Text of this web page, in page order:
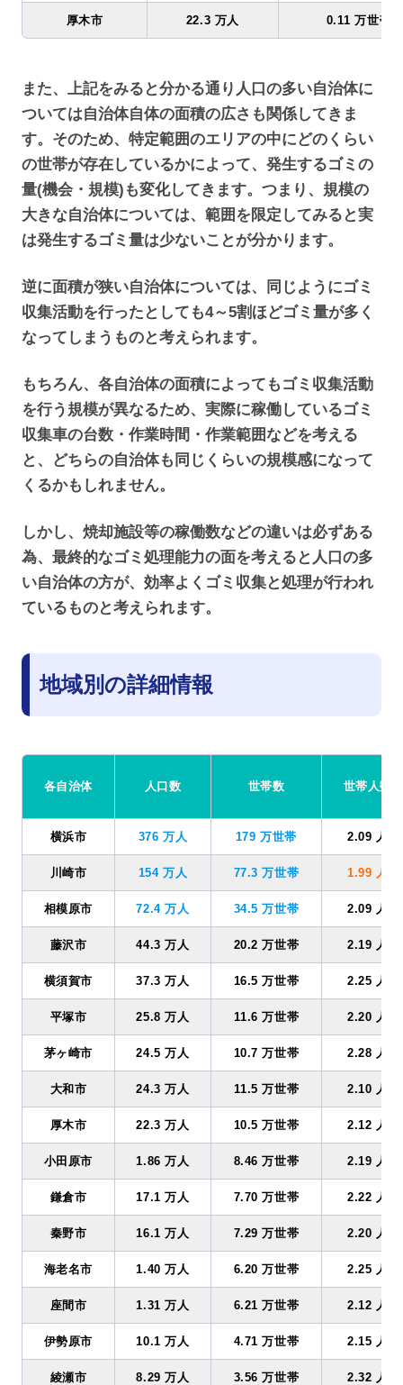
厚木市 22.3 万人 0.11 万世帯
また、上記をみると分かる通り人口の多い自治体に
ついては自治体自体の面積の広さも関係してきま
す。そのため、特定範囲のエリアの中にどのくらい
の世帯が存在しているかによって、発生するゴミの
量(機会・規模)も変化してきます。つまり、規模の
大きな自治体については、範囲を限定してみると実
は発生するゴミ量は少ないことが分かります。
逆に面積が狭い自治体については、同じようにゴミ
収集活動を行ったとしても4～5割ほどゴミ量が多く
なってしまうものと考えられます。
もちろん、各自治体の面積によってもゴミ収集活動
を行う規模が異なるため、実際に稼働しているゴミ
収集車の台数・作業時間・作業範囲などを考える
と、どちらの自治体も同じくらいの規模感になって
くるかもしれません。
しかし、焼却施設等の稼働数などの違いは必ずある
為、最終的なゴミ処理能力の面を考えると人口の多
い自治体の方が、効率よくゴミ収集と処理が行われ
ているものと考えられます。
地域別の詳細情報
各自治体 人口数 世帯数 世帯人数
横浜市 376 万人 179 万世帯 2.09 人
川崎市 154 万人 77.3 万世帯 1.99 人
相模原市 72.4 万人 34.5 万世帯 2.09 人
藤沢市 44.3 万人 20.2 万世帯 2.19 人
横須賀市 37.3 万人 16.5 万世帯 2.25 人
平塚市 25.8 万人 11.6 万世帯 2.20 人
茅ヶ崎市 24.5 万人 10.7 万世帯 2.28 人
大和市 24.3 万人 11.5 万世帯 2.10 人
厚木市 22.3 万人 10.5 万世帯 2.12 人
小田原市 1.86 万人 8.46 万世帯 2.19 人
鎌倉市 17.1 万人 7.70 万世帯 2.22 人
秦野市 16.1 万人 7.29 万世帯 2.20 人
海老名市 1.40 万人 6.20 万世帯 2.25 人
座間市 1.31 万人 6.21 万世帯 2.12 人
伊勢原市 10.1 万人 4.71 万世帯 2.15 人
綾瀬市 8.29 万人 3.56 万世帯 2.32 人